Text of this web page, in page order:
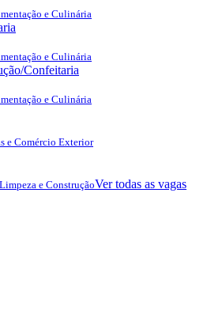
e Culinária
e Culinária
Confeitaria
e Culinária
e Comércio Exterior
e ConstruçãoVer todas as vagas